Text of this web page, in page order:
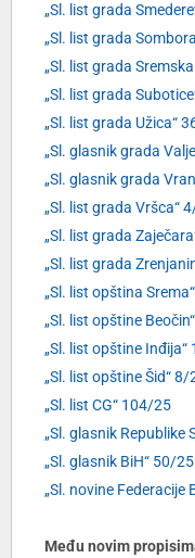
„Sl. list grada
„Sl. list grada
„Sl. list grada
„Sl. list grada
„Sl. list grada Užica“
„Sl. glasnik grada
„Sl. glasnik grada
„Sl. list grada Vršca“
„Sl. list grada
„Sl. list grada
„Sl. list opština
„Sl. list opštine
„Sl. list opštine Inđija“
„Sl. list opštine Šid“ 8/
„Sl. list CG“ 104/25
„Sl. glasnik Republike
„Sl. glasnik BiH“ 50/25
„Sl. novine Federacije
Među novim